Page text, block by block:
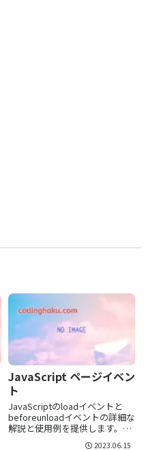
JavaScript ページイベン
ト
JavaScriptのloadイベントと
beforeunloadイベントの詳細な
解説と使用例を提供します。ユ
ーザー体験の向上に必要なこれ
2023.06.15